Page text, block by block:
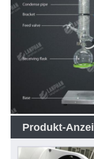
Produkt-